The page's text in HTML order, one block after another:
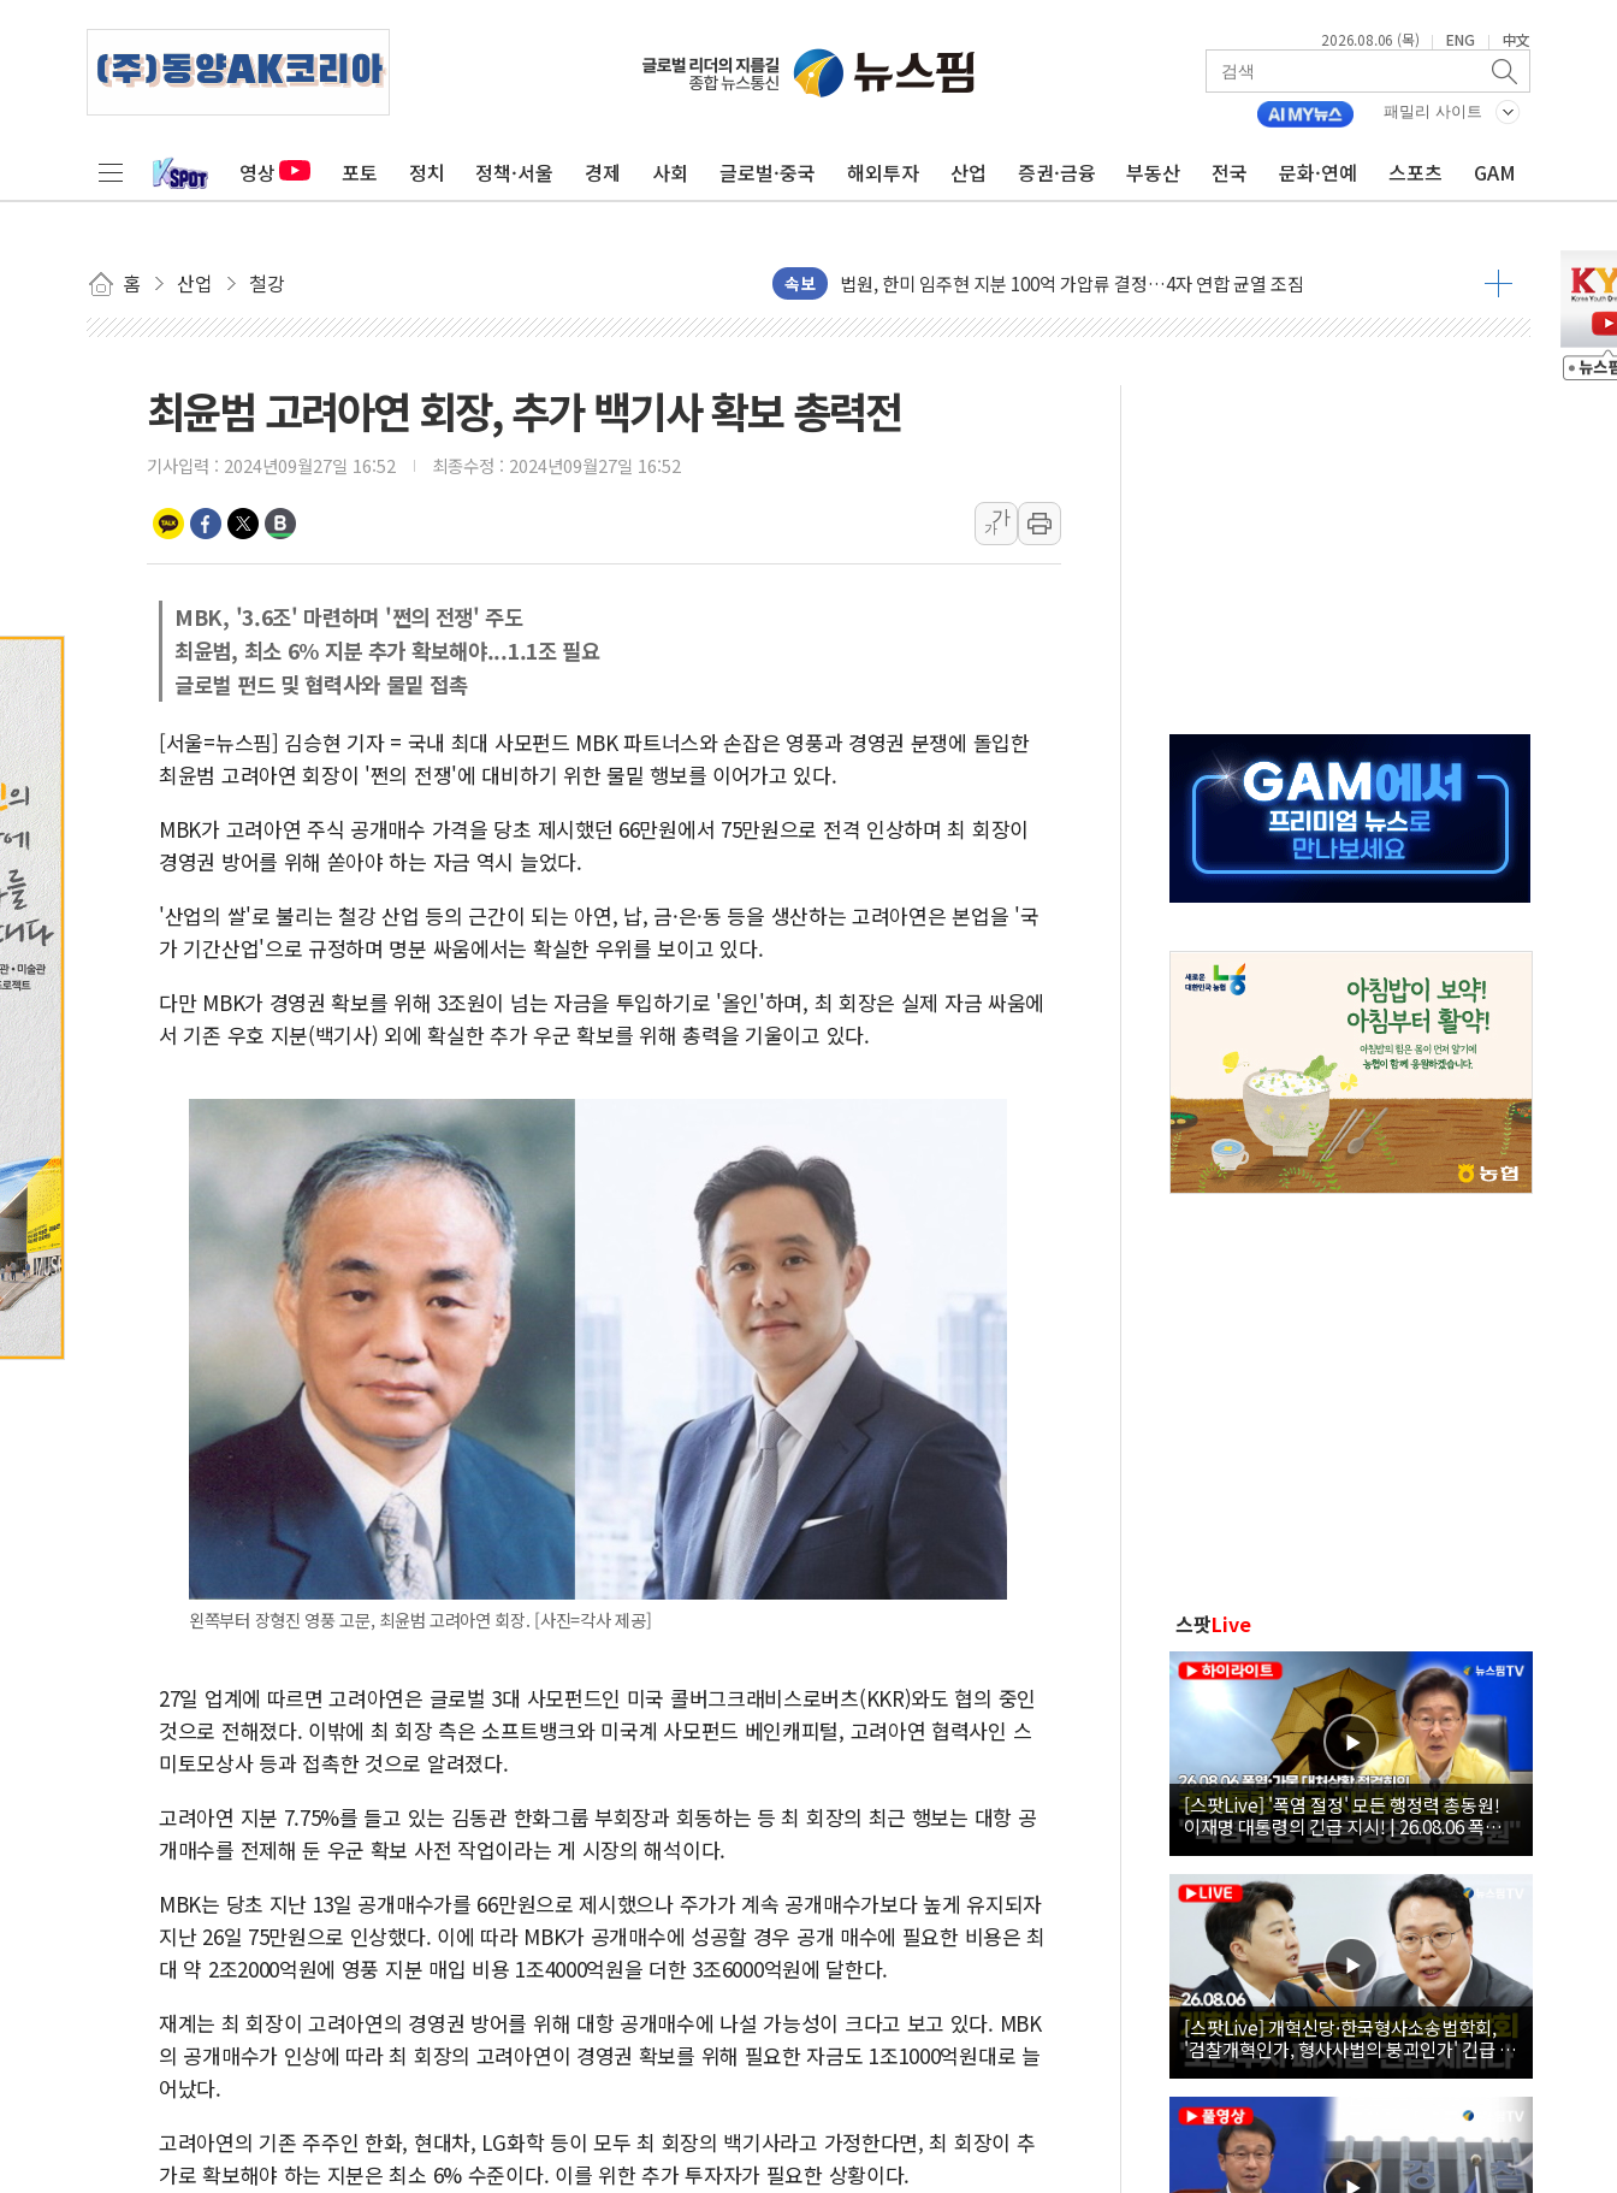
2026.08.06 (목) | ENG | 中文
패밀리 사이트
영상 포토 정치 정책·서울 경제 사회 글로벌·중국 해외투자 산업 증권·금융 부동산 전국 문화·연예 스포츠 GAM
홈 산업 철강 속보
인도, 차량 간 통신시스템 장착 의무화 추진..."업계 성장 저해" 우려도
서연컴퍼니, 시드 투자 유치…일본·동남아 사업 확대
엔씨, '게임스컴 2026'서 글로벌 신작 라인업 공개
롯데백화점, '홈스타일링 페어'…리빙 최대 50% 할인
운수업·기업활동 '원스톱'으로...데이터처, 기업 3만1000곳 경제통계조사
[르포] 폭염 속 '자폭 드론' 첫 실사격…미 해병대, 한반도 지형서 FPV 공격훈련 공개
중소기업 기술자료 중국 계열사에 넘긴 세라젬…공정위 과징금 4억3200만원
정부, 한화오션·에코프로비엠 등 '슈퍼을' 5곳 선정...소부장 핵심기업 추가 육성
정부혁신 우수사례 세계에 알린다…식약처 AI 심사·소방청 119안심콜 영문 영상 제작
최윤범 고려아연 회장, 추가 백기사 확보 총력전
기사입력 : 2024년09월27일 16:52 최종수정 : 2024년09월27일 16:52
가
가
MBK, '3.6조' 마련하며 '쩐의 전쟁' 주도
최윤범, 최소 6% 지분 추가 확보해야...1.1조 필요
글로벌 펀드 및 협력사와 물밑 접촉
[서울=뉴스핌] 김승현 기자 = 국내 최대 사모펀드 MBK 파트너스와 손잡은 영풍과 경영권 분쟁에 돌입한
최윤범 고려아연 회장이 '쩐의 전쟁'에 대비하기 위한 물밑 행보를 이어가고 있다.
MBK가 고려아연 주식 공개매수 가격을 당초 제시했던 66만원에서 75만원으로 전격 인상하며 최 회장이
경영권 방어를 위해 쏟아야 하는 자금 역시 늘었다.
'산업의 쌀'로 불리는 철강 산업 등의 근간이 되는 아연, 납, 금·은·동 등을 생산하는 고려아연은 본업을 '국
가 기간산업'으로 규정하며 명분 싸움에서는 확실한 우위를 보이고 있다.
다만 MBK가 경영권 확보를 위해 3조원이 넘는 자금을 투입하기로 '올인'하며, 최 회장은 실제 자금 싸움에
서 기존 우호 지분(백기사) 외에 확실한 추가 우군 확보를 위해 총력을 기울이고 있다.
왼쪽부터 장형진 영풍 고문, 최윤범 고려아연 회장. [사진=각사 제공]
27일 업계에 따르면 고려아연은 글로벌 3대 사모펀드인 미국 콜버그크래비스로버츠(KKR)와도 협의 중인
것으로 전해졌다. 이밖에 최 회장 측은 소프트뱅크와 미국계 사모펀드 베인캐피털, 고려아연 협력사인 스
미토모상사 등과 접촉한 것으로 알려졌다.
고려아연 지분 7.75%를 들고 있는 김동관 한화그룹 부회장과 회동하는 등 최 회장의 최근 행보는 대항 공
개매수를 전제해 둔 우군 확보 사전 작업이라는 게 시장의 해석이다.
MBK는 당초 지난 13일 공개매수가를 66만원으로 제시했으나 주가가 계속 공개매수가보다 높게 유지되자
지난 26일 75만원으로 인상했다. 이에 따라 MBK가 공개매수에 성공할 경우 공개 매수에 필요한 비용은 최
대 약 2조2000억원에 영풍 지분 매입 비용 1조4000억원을 더한 3조6000억원에 달한다.
재계는 최 회장이 고려아연의 경영권 방어를 위해 대항 공개매수에 나설 가능성이 크다고 보고 있다. MBK
의 공개매수가 인상에 따라 최 회장의 고려아연이 경영권 확보를 위해 필요한 자금도 1조1000억원대로 늘
어났다.
고려아연의 기존 주주인 한화, 현대차, LG화학 등이 모두 최 회장의 백기사라고 가정한다면, 최 회장이 추
가로 확보해야 하는 지분은 최소 6% 수준이다. 이를 위한 추가 투자자가 필요한 상황이다.
스팟Live
[스팟Live] '폭염 절정' 모든 행정력 총동원!
이재명 대통령의 긴급 지시! | 26.08.06 폭염•
가뭄 대처상황 점검회의
[스팟Live] 개혁신당·한국형사소송법학회,
'검찰개혁인가, 형사사법의 붕괴인가' 긴급 세
미나｜26.08.06